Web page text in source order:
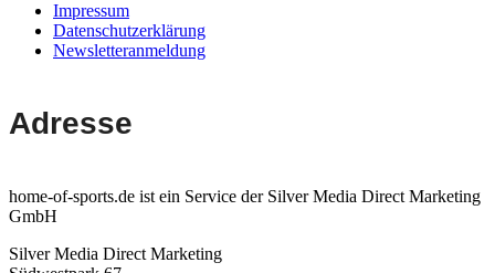
Impressum
Datenschutzerklärung
Newsletteranmeldung
Adresse
home-of-sports.de ist ein Service der Silver Media Direct Marketing
GmbH
Silver Media Direct Marketing